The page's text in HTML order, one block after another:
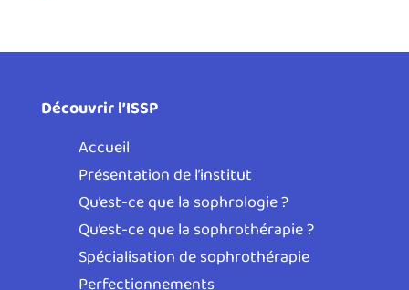
Découvrir l’ISSP
Accueil
Présentation de l’institut
Qu’est-ce que la sophrologie ?
Qu’est-ce que la sophrothérapie ?
Spécialisation de sophrothérapie
Perfectionnements